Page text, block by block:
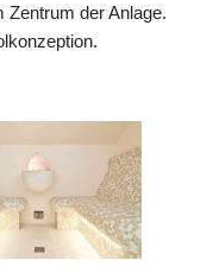
Zentrum der Anlage.